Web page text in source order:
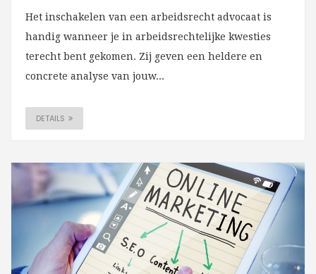
Het inschakelen van een arbeidsrecht advocaat is
handig wanneer je in arbeidsrechtelijke kwesties
terecht bent gekomen. Zij geven een heldere en
concrete analyse van jouw...
DETAILS